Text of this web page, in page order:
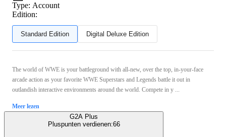
Type: Account
Edition:
Standard Edition Digital Deluxe Edition
The world of WWE is your battleground with all-new, over the top, in-your-face
arcade action as your favorite WWE Superstars and Legends battle it out in
outlandish interactive environments around the world. Compete in y ...
Meer lezen
G2A Plus
Pluspunten verdienen:66